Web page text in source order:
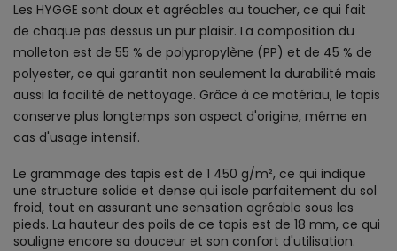
Les HYGGE sont doux et agréables au toucher, ce qui fait
de chaque pas dessus un pur plaisir. La composition du
molleton est de 55 % de polypropylène (PP) et de 45 % de
polyester, ce qui garantit non seulement la durabilité mais
aussi la facilité de nettoyage. Grâce à ce matériau, le tapis
conserve plus longtemps son aspect d'origine, même en
cas d'usage intensif.
Le grammage des tapis est de 1 450 g/m², ce qui indique
une structure solide et dense qui isole parfaitement du sol
froid, tout en assurant une sensation agréable sous les
pieds. La hauteur des poils de ce tapis est de 18 mm, ce qui
souligne encore sa douceur et son confort d'utilisation.